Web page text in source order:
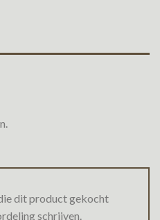
dit product gekocht
schrijven.